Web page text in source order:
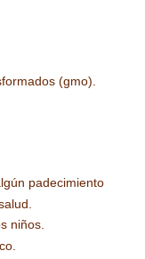
(gmo).
padecimiento
niños.